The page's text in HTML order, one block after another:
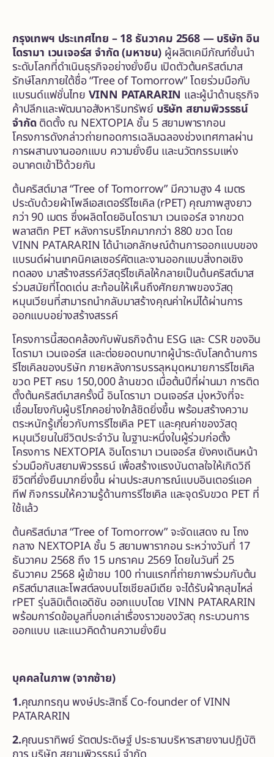
กรุงเทพฯ ประเทศไทย –18 ธันวาคม 2568 — บริษัท อิน
โดรามา เวนเจอร์ส จำกัด (มหาชน) ผู้ผลิตเคมีภัณฑ์ชั้นนำ
ระดับโลกที่ดำเนินธุรกิจอย่างยั่งยืน เปิดตัวต้นคริสต์มาส
รักษ์โลกภายใต้ชื่อ “Tree of Tomorrow” โดยร่วมมือกับ
แบรนด์แฟชั่นไทย VINN PATARARIN และผู้นำด้านธุรกิจ
ค้าปลีกและพัฒนาอสังหาริมทรัพย์ บริษัท สยามพิวรรธน์
จำกัดติดตั้ง ณ NEXTOPIA ชั้น 5 สยามพารากอน
โครงการดังกล่าวถ่ายทอดการเฉลิมฉลองช่วงเทศกาลผ่าน
การผสานงานออกแบบ ความยั่งยืน และนวัตกรรมแห่ง
อนาคตเข้าไว้ด้วยกัน
ต้นคริสต์มาส “Tree of Tomorrow” มีความสูง 4 เมตร
ประดับด้วยผ้าโพลีเอสเตอร์รีไซเคิล (rPET) คุณภาพสูงยาว
กว่า 90 เมตร ซึ่งผลิตโดยอินโดรามา เวนเจอร์ส จากขวด
พลาสติก PET หลังการบริโภคมากกว่า 880 ขวด โดย
VINN PATARARIN ได้นำเอกลักษณ์ด้านการออกแบบของ
แบรนด์ผ่านเทคนิคเลเซอร์คัตและงานออกแบบสิ่งทอเชิง
ทดลอง มาสร้างสรรค์วัสดุรีไซเคิลให้กลายเป็นต้นคริสต์มาส
ร่วมสมัยที่โดดเด่น สะท้อนให้เห็นถึงศักยภาพของวัสดุ
หมุนเวียนที่สามารถนำกลับมาสร้างคุณค่าใหม่ได้ผ่านการ
ออกแบบอย่างสร้างสรรค์
โครงการนี้สอดคล้องกับพันธกิจด้าน ESG และ CSR ของอิน
โดรามา เวนเจอร์ส และต่อยอดบทบาทผู้นำระดับโลกด้านการ
รีไซเคิลของบริษัท ภายหลังการบรรลุหมุดหมายการรีไซเคิล
ขวด PET ครบ 150,000 ล้านขวด เมื่อต้นปีที่ผ่านมา การติด
ตั้งต้นคริสต์มาสครั้งนี้ อินโดรามา เวนเจอร์ส มุ่งหวังที่จะ
เชื่อมโยงกับผู้บริโภคอย่างใกล้ชิดยิ่งขึ้น พร้อมสร้างความ
ตระหนักรู้เกี่ยวกับการรีไซเคิล PET และคุณค่าของวัสดุ
หมุนเวียนในชีวิตประจำวัน ในฐานะหนึ่งในผู้ร่วมก่อตั้ง
โครงการ NEXTOPIA อินโดรามา เวนเจอร์ส ยังคงเดินหน้า
ร่วมมือกับสยามพิวรรธน์ เพื่อสร้างแรงบันดาลใจให้เกิดวิถี
ชีวิตที่ยั่งยืนมากยิ่งขึ้น ผ่านประสบการณ์แบบอินเตอร์แอค
ทีฟ กิจกรรมให้ความรู้ด้านการรีไซเคิล และจุดรับขวด PET ที่
ใช้แล้ว
ต้นคริสต์มาส “Tree of Tomorrow” จะจัดแสดง ณ โถง
กลาง NEXTOPIA ชั้น 5 สยามพารากอน ระหว่างวันที่ 17
ธันวาคม 2568 ถึง 15 มกราคม 2569 โดยในวันที่ 25
ธันวาคม 2568 ผู้เข้าชม 100 ท่านแรกที่ถ่ายภาพร่วมกับต้น
คริสต์มาสและโพสต์ลงบนโซเชียลมีเดีย จะได้รับผ้าคลุมไหล่
rPET รุ่นลิมิเต็ดเอดิชัน ออกแบบโดย VINN PATARARIN
พร้อมการ์ดข้อมูลที่บอกเล่าเรื่องราวของวัสดุ กระบวนการ
ออกแบบ และแนวคิดด้านความยั่งยืน
บุคคลในภาพ(จากซ้าย)
1.คุณภทรฤน พงษ์ประสิทธิ์ Co-founder of VINN
PATARARIN
2.คุณนราทิพย์ รัตตประดิษฐ์ ประธานบริหารสายงานปฎิบัติ